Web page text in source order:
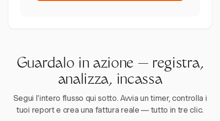
Guardalo in azione — registra,
analizza, incassa
Segui l'intero flusso qui sotto. Avvia un timer, controlla i
tuoi report e crea una fattura reale — tutto in tre clic.